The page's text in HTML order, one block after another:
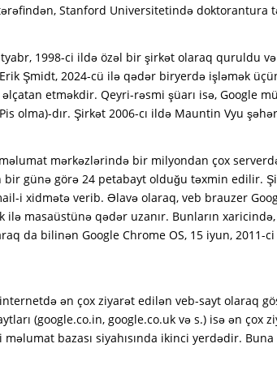
Stanford Universitetində doktorantura
1998-ci ildə özəl bir şirkət olaraq quruldu
Şmidt, 2024-cü ilə qədər biryerdə işləmək
etməkdir. Qeyri-rəsmi şüarı isə, Google
olma‎)-dır. Şirkət 2006-cı ildə Mauntin Vyu
mərkəzlərində bir milyondan çox
bir günə görə 24 petabayt olduğu təxmin edilir.
i xidmətə verib. Əlavə olaraq, veb brauzer
ilə masaüstünə qədər uzanır. Bunların
da bilinən Google Chrome OS, 15 iyun,
ən çox ziyarət edilən veb-sayt olaraq
(google.co.in, google.co.uk və s.) isə ən
bazası siyahısında ikinci yerdədir.